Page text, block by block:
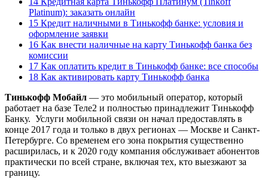
Platinum): заказать онлайн
15 Кредит наличными в Тинькофф банке: условия и
оформление заявки
16 Как внести наличные на карту Тинькофф банка без
комиссии
17 Как оплатить кредит в Тинькофф банке: все способы
18 Как активировать карту Тинькофф банка
Тинькофф Мобайл — это мобильный оператор, который
работает на базе Теле2 и полностью принадлежит Тинькофф
Банку. Услуги мобильной связи он начал предоставлять в
конце 2017 года и только в двух регионах — Москве и Санкт-
Петербурге. Со временем его зона покрытия существенно
расширилась, и к 2020 году компания обслуживает абонентов
практически по всей стране, включая тех, кто выезжают за
границу.